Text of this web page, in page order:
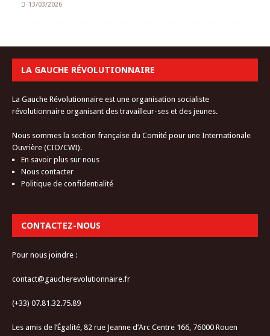
13/03/2026
LA GAUCHE RÉVOLUTIONNAIRE
La Gauche Révolutionnaire est une organisation socialiste
révolutionnaire organisant des travailleur-ses et des jeunes.
Nous sommes la section française du Comité pour une Internationale
Ouvrière (CIO/CWI).
En savoir plus sur nous
Nous contacter
Politique de confidentialité
CONTACTEZ-NOUS
Pour nous joindre :
contact@gaucherevolutionnaire.fr
(+33) 07.81.32.75.89
Les amis de l’Égalité, 82 rue Jeanne d’Arc Centre 166, 76000 Rouen